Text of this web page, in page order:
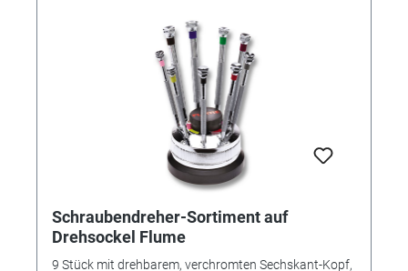
Schraubendreher-Sortiment auf
Drehsockel Flume
9 Stück mit drehbarem, verchromten Sechskant-Kopf,